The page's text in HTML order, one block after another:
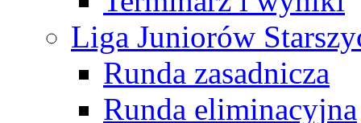
Liga Juniorów
Runda zasadnicza
Runda eliminacyjna